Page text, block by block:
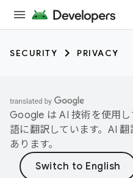
SECURITY PRIVACY
Google は AI 技術を使用
語に翻訳しています。AI
あります。